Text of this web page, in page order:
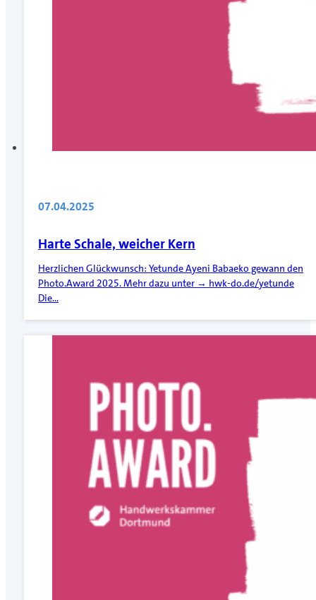
07.04.2025
Harte Schale, weicher Kern
Herzlichen Glückwunsch: Yetunde Ayeni Babaeko gewann den
Photo.Award 2025. Mehr dazu unter → hwk-do.de/yetunde
Die…